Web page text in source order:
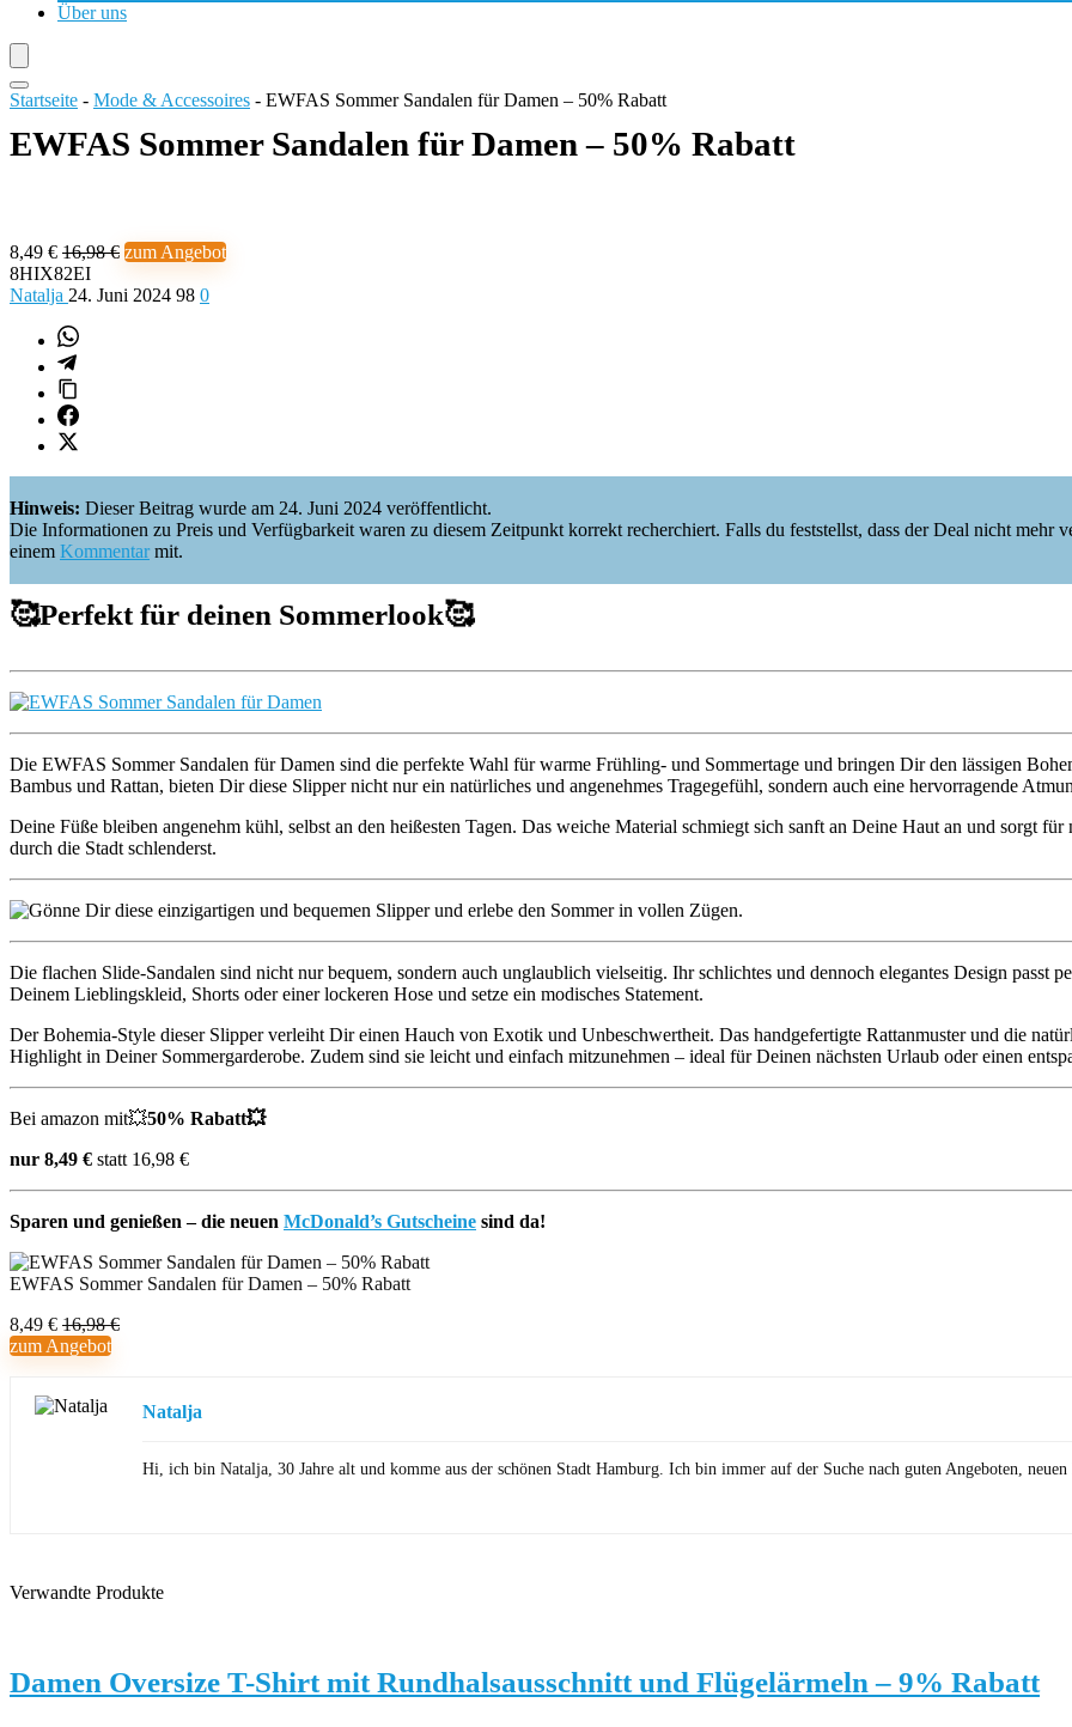
Über uns
Startseite - Mode & Accessoires - EWFAS Sommer Sandalen für Damen – 50% Rabatt
EWFAS Sommer Sandalen für Damen – 50% Rabatt
8,49 € 16,98 € zum Angebot
8HIX82EI
Natalja 24. Juni 2024 98 0
Hinweis: Dieser Beitrag wurde am 24. Juni 2024 veröffentlicht.
Die Informationen zu Preis und Verfügbarkeit waren zu diesem Zeitpunkt korrekt recherchiert. Falls du feststellst, dass der Deal nicht mehr
einem Kommentarmit.
🥰Perfekt für deinen Sommerlook🥰
Die EWFAS Sommer Sandalen für Damen sind die perfekte Wahl für warme Frühling- und Sommertage und bringen Dir den lässigen
Bambus und Rattan, bieten Dir diese Slipper nicht nur ein natürliches und angenehmes Tragegefühl, sondern auch eine hervorragende
Deine Füße bleiben angenehm kühl, selbst an den heißesten Tagen. Das weiche Material schmiegt sich sanft an Deine Haut an und sorgt
durch die Stadt schlenderst.
Die flachen Slide-Sandalen sind nicht nur bequem, sondern auch unglaublich vielseitig. Ihr schlichtes und dennoch elegantes Design passt
Deinem Lieblingskleid, Shorts oder einer lockeren Hose und setze ein modisches Statement.
Der Bohemia-Style dieser Slipper verleiht Dir einen Hauch von Exotik und Unbeschwertheit. Das handgefertigte Rattanmuster und die
Highlight in Deiner Sommergarderobe. Zudem sind sie leicht und einfach mitzunehmen – ideal für Deinen nächsten Urlaub oder einen
Bei amazon mit💥50% Rabatt💥
nur 8,49 € statt 16,98 €
Sparen und genießen – die neuen McDonald’s Gutscheine sind da!
EWFAS Sommer Sandalen für Damen – 50% Rabatt
8,49 € 16,98 €
zum Angebot
Natalja
Hi, ich bin Natalja, 30 Jahre alt und komme aus der schönen Stadt Hamburg. Ich bin immer auf der Suche nach guten Angeboten,
Verwandte Produkte
Damen Oversize T-Shirt mit Rundhalsausschnitt und Flügelärmeln – 9% Rabatt